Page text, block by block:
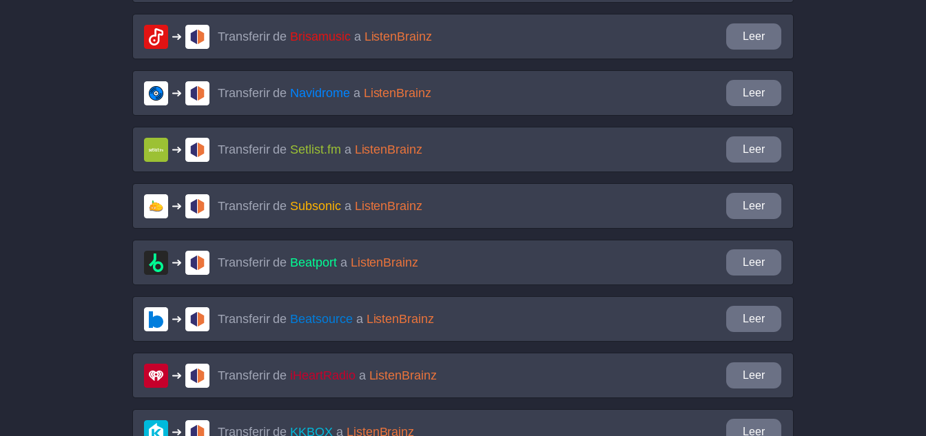
Transferir de Brisamusica ListenBrainz Leer
Transferir de Navidromea ListenBrainz Leer
Transferir de Setlist.fm a ListenBrainz Leer
Transferir de Subsonica ListenBrainz Leer
Transferir de Beatporta ListenBrainz Leer
Transferir de Beatsourcea ListenBrainz Leer
Transferir de iHeartRadioa ListenBrainz Leer
Transferir de KKBOX a ListenBrainz Leer